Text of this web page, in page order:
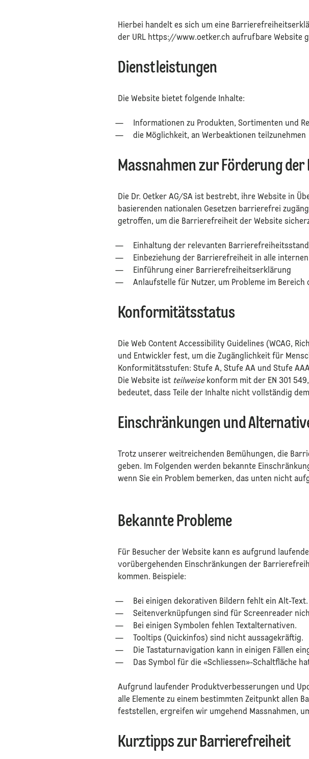
Hierbei handelt es sich um eine
der URL https://www.oetker.ch aufrufbare Website
Dienstleistungen
⁠Die Website bietet folgende Inhalte:
⁠Informationen zu Produkten, Sortimenten und
die Möglichkeit, an Werbeaktionen teilzunehmen
Massnahmen zur Förderung
Die Dr. Oetker AG/SA ist bestrebt, ihre Website in
basierenden nationalen Gesetzen barrierefrei
getroffen, um die Barrierefreiheit der Website
Einhaltung der relevanten
Einbeziehung der Barrierefreiheit in alle
Einführung einer Barrierefreiheitserklärung
Anlaufstelle für Nutzer, um Probleme im
Konformitätsstatus
⁠Die Web Content Accessibility Guidelines (WCAG,
und Entwickler fest, um die Zugänglichkeit für
Konformitätsstufen: Stufe A, Stufe AA und Stufe
Die Website ist teilweisekonform mit der EN 301
bedeutet, dass Teile der Inhalte nicht vollständig
⁠Einschränkungen und
⁠Trotz unserer weitreichenden Bemühungen, die
geben. Im Folgenden werden bekannte
wenn Sie ein Problem bemerken, das unten nicht
Bekannte Probleme
⁠Für Besucher der Website kann es aufgrund
vorübergehenden Einschränkungen der
kommen. Beispiele:
Bei einigen dekorativen Bildern fehlt ein Alt-Text.
Seitenverknüpfungen sind für Screenreader
Bei einigen Symbolen fehlen Textalternativen.
Tooltips (Quickinfos) sind nicht aussagekräftig.
Die Tastaturnavigation kann in einigen Fällen
Das Symbol für die «Schliessen»-Schaltfläche
⁠⁠Aufgrund laufender Produktverbesserungen und
alle Elemente zu einem bestimmten Zeitpunkt allen
feststellen, ergreifen wir umgehend Massnahmen,
⁠Kurztipps zur Barrierefreiheit